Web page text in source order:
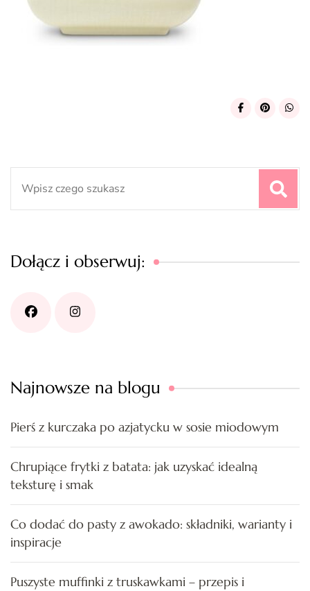
Dołącz i obserwuj:
Najnowsze na blogu
Pierś z kurczaka po azjatycku w sosie miodowym
Chrupiące frytki z batata: jak uzyskać idealną
teksturę i smak
Co dodać do pasty z awokado: składniki, warianty i
inspiracje
Puszyste muffinki z truskawkami – przepis i